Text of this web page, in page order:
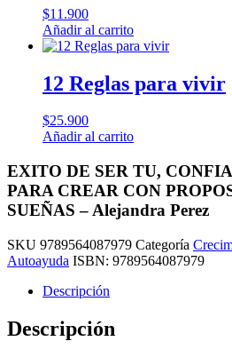
SUEÑAS
Alejandra
$11.900
Añadir al carrito
12 Reglas para vivir
$25.900
Añadir al carrito
EXITO DE SER TU,
PARA CREAR CON
SUEÑAS – Alejandra Perez
SKU 9789564087979 Categoría
Autoayuda ISBN: 9789564087979
Descripción
Descripción